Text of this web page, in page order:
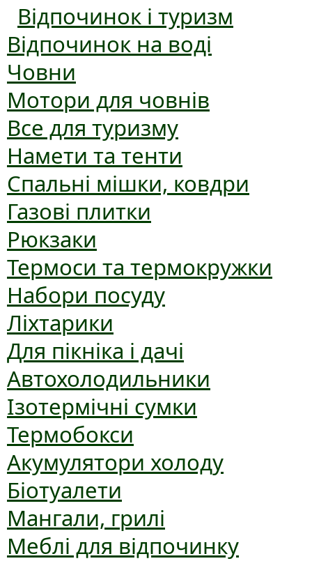
Відпочинок і туризм
Відпочинок на воді
Човни
Мотори для човнів
Все для туризму
Намети та тенти
Спальні мішки, ковдри
Газові плитки
Рюкзаки
Термоси та термокружки
Набори посуду
Ліхтарики
Для пікніка і дачі
Автохолодильники
Ізотермічні сумки
Термобокси
Акумулятори холоду
Біотуалети
Мангали, грилі
Меблі для відпочинку